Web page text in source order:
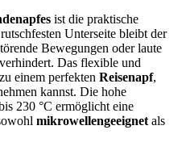
ist die praktische
Unterseite bleibt der
Bewegungen oder laute
Das flexible und
einem perfekten Reisenapf,
kannst. Die hohe
230 °C ermöglicht eine
mikrowellengeeignet als